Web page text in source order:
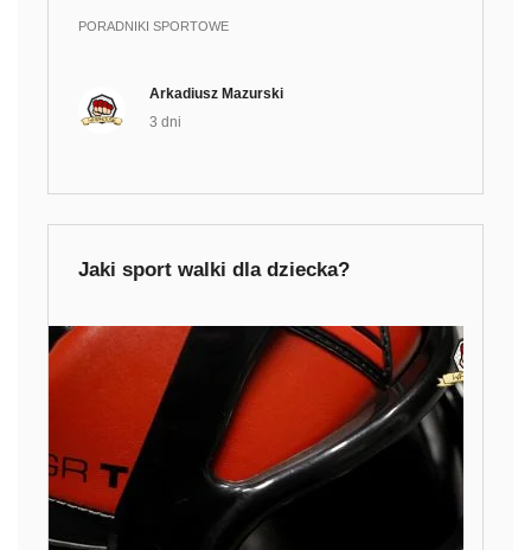
PORADNIKI SPORTOWE
Arkadiusz Mazurski
3 dni
Jaki sport walki dla dziecka?